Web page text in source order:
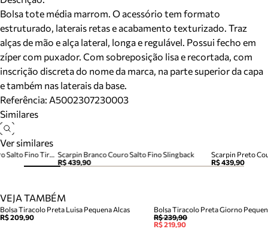
Bolsa tote média marrom. O acessório tem formato
estruturado, laterais retas e acabamento texturizado. Traz
alças de mão e alça lateral, longa e regulável. Possui fecho em
zíper com puxador. Com sobreposição lisa e recortada, com
inscrição discreta do nome da marca, na parte superior da capa
e também nas laterais da base.
Referência: A5002307230003
Similares
Ver similares
Scarpin Branco Couro Salto Fino Slingback
R$ 439,90
Scarpin Preto
R$ 439,90
Tamanco Thong Marrom Couro Salto Fino Tira Dedo
VEJA TAMBÉM
Bolsa Tiracolo Preta Luisa Pequena Alcas
R$ 209,90
Bolsa Tiracolo Preta Giorno
R$ 239,90
R$ 219,90